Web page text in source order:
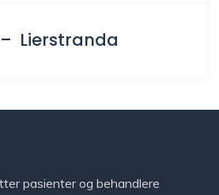
Lierstranda
pasienter og behandlere